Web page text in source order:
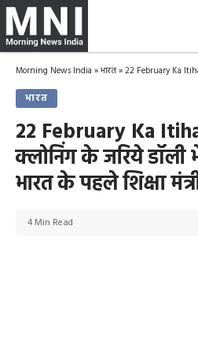
Morning News India »भारत»22 February Ka Itihas: आज ही
भारत
22 February Ka
क्लोनिंग के जरिये डॉली
भारत के पहले शिक्षा
4 Min Read